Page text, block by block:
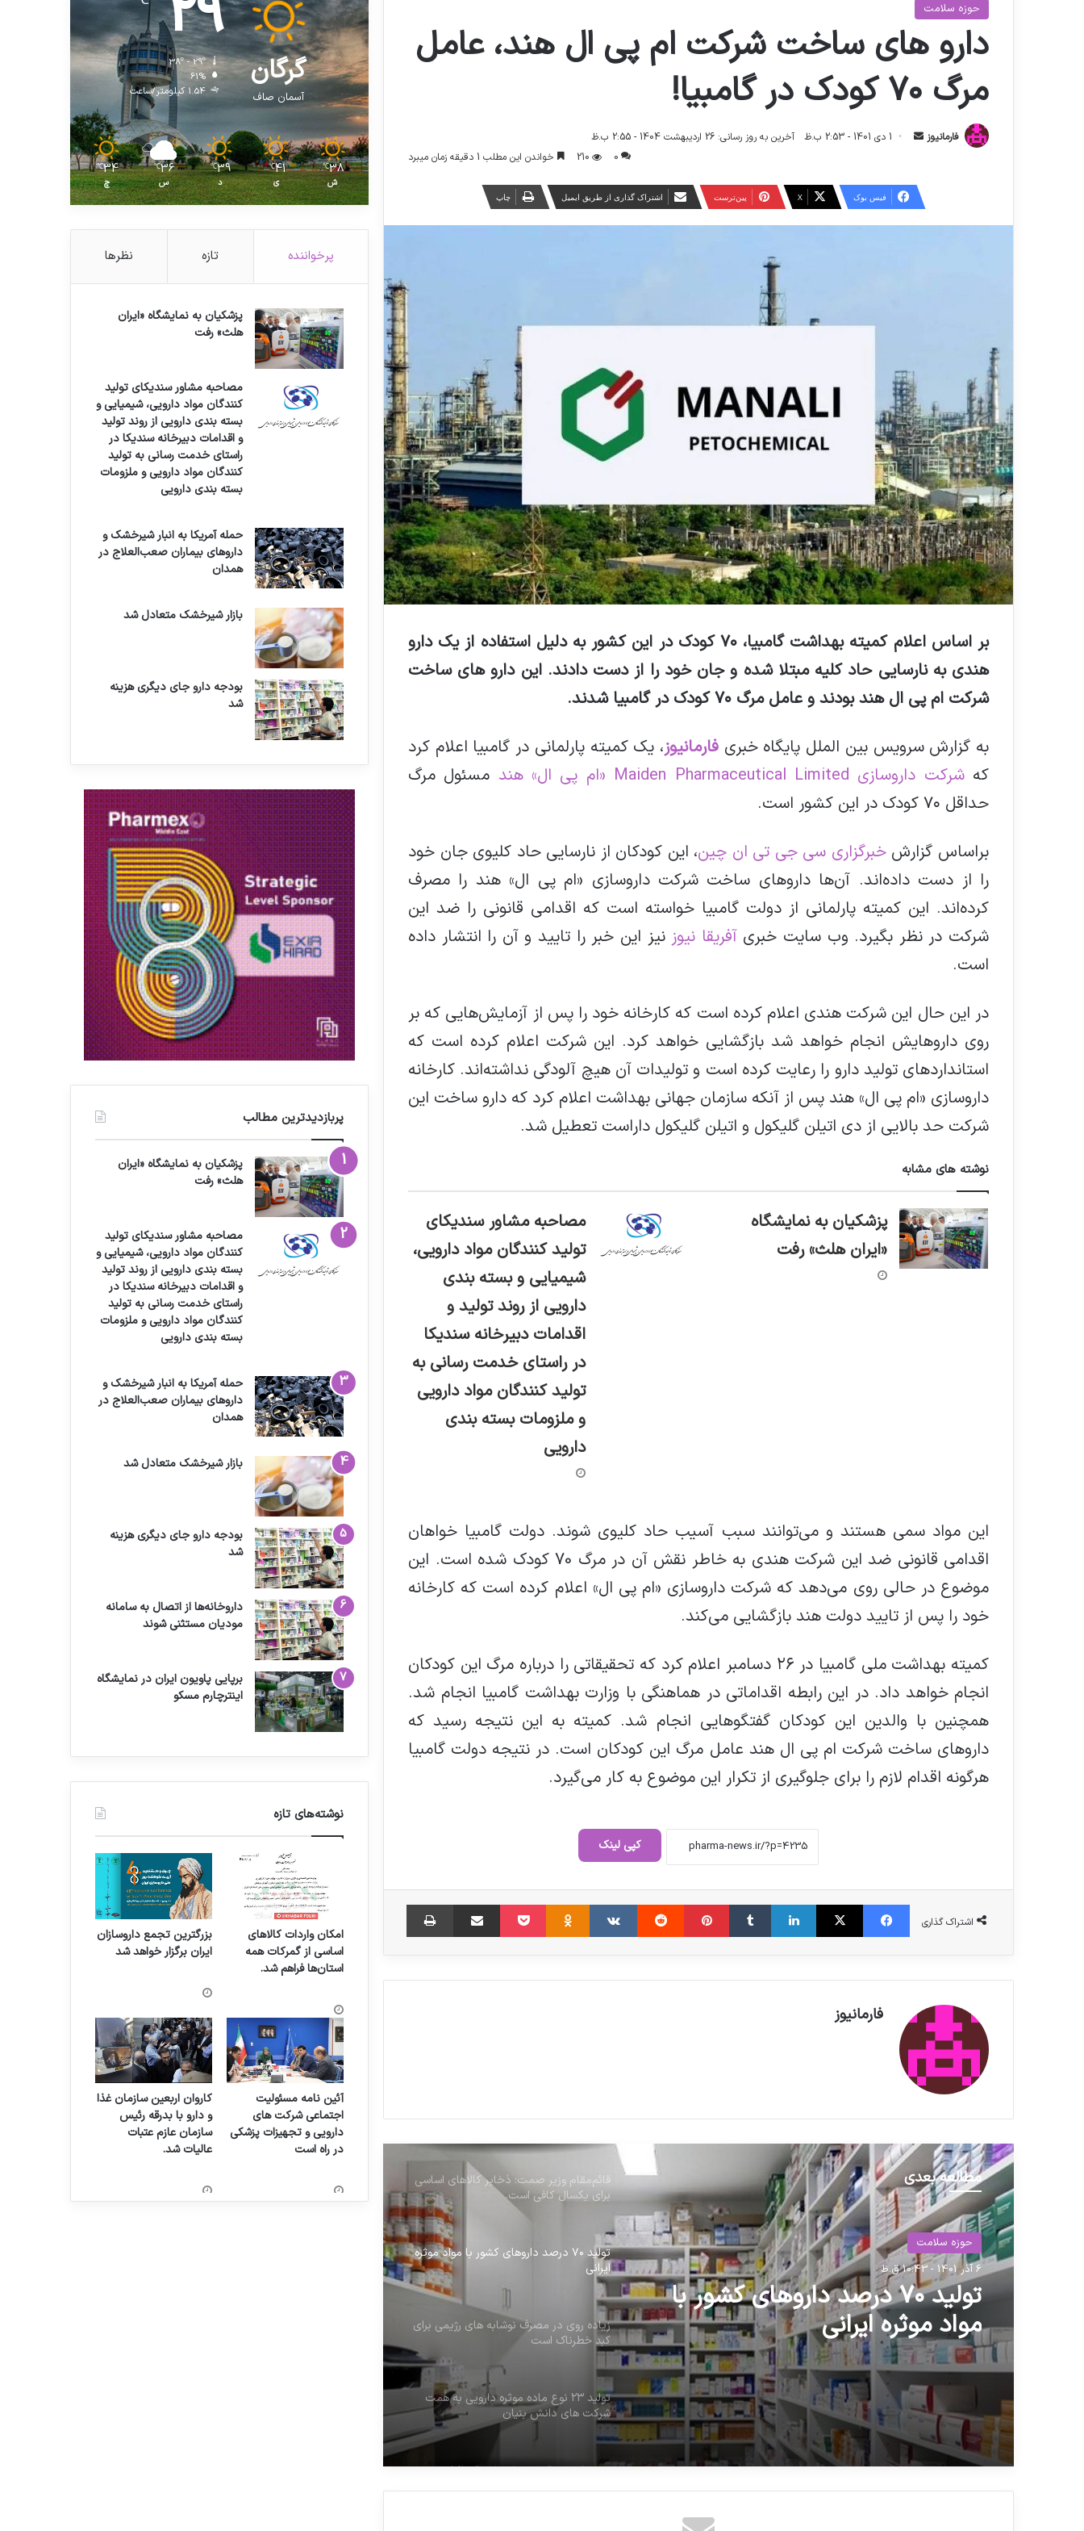
حوزه سلامت
دارو های ساخت شرکت ام پی ال هند، عامل
مرگ ۷۰ کودک در گامبیا!
فارمانیوز 1 دی 1401 - 2:53 ب.ظ
آخرین به روز رسانی: 26 اردیبهشت 1404 - 2:55 ب.ظ
0
210 خواندن این مطلب 1 دقیقه زمان میبرد
فیس بوک X ‫پین‌ترست اشتراک گذاری از طریق ایمیل چاپ
بر اساس اعلام کمیته بهداشت گامبیا، ۷۰ کودک در این کشور به دلیل استفاده از یک دارو
هندی به نارسایی حاد کلیه مبتلا شده و جان خود را از دست دادند. این دارو های ساخت
شرکت ام پی ال هند بودند و عامل مرگ ۷۰ کودک در گامبیا شدند
.
به گزارش سرویس بین الملل پایگاه خبری فارمانیوز، یک کمیته پارلمانی در گامبیا اعلام کرد
کهشرکت داروسازی Maiden Pharmaceutical Limited «ام پی ال» هند
مسئول مرگ
حداقل ۷۰ کودک در این کشور است.
براساس گزارشخبرگزاری سی جی تی ان چین، این کودکان از نارسایی حاد کلیوی جان خود
را از دست داده‌اند. آن‌ها دارو‌های ساخت شرکت داروسازی «ام پی ال» هند را مصرف
کرده‌اند. این کمیته پارلمانی از دولت گامبیا خواسته است که اقدامی قانونی را ضد این
شرکت در نظر بگیرد. وب سایت خبریآفریقا نیوز نیز این خبر را تایید و آن را انتشار داده
است.
در این حال این شرکت هندی اعلام کرده است که کارخانه خود را پس از آزمایش‌هایی که بر
روی داروهایش انجام خواهد شد بازگشایی خواهد کرد. این شرکت اعلام کرده است که
استاندارد‌های تولید دارو را رعایت کرده است و تولیدات آن هیچ آلودگی نداشته‌اند. کارخانه
داروسازی «ام پی ال» هند پس از آنکه سازمان جهانی بهداشت اعلام کرد که دارو ساخت این
شرکت حد بالایی از دی اتیلن گلیکول و اتیلن گلیکول داراست تعطیل شد.
نوشته های مشابه
پزشکیان به نمایشگاه
«ایران هلث» رفت
مصاحبه مشاور سندیکای
تولید کنندگان مواد دارویی،
شیمیایی و بسته بندی
دارویی از روند تولید و
اقدامات دبیرخانه سندیکا
در راستای خدمت رسانی به
تولید کنندگان مواد دارویی
و ملزومات بسته بندی
دارویی
این مواد سمی هستند و می‌توانند سبب آسیب حاد کلیوی شوند. دولت گامبیا خواهان
اقدامی قانونی ضد این شرکت هندی به خاطر نقش آن در مرگ 70 کودک شده است. این
موضوع در حالی روی می‌دهد که شرکت داروسازی «ام پی ال» اعلام کرده است که کارخانه
خود را پس از تایید دولت هند بازگشایی می‌کند.
کمیته بهداشت ملی گامبیا در ۲۶ دسامبر اعلام کرد که تحقیقاتی را درباره مرگ این کودکان
انجام خواهد داد. در این رابطه اقداماتی در هماهنگی با وزارت بهداشت گامبیا انجام شد.
همچنین با والدین این کودکان گفتگو‌هایی انجام شد. کمیته به این نتیجه رسید که
دارو‌های ساخت شرکت ام پی ال هند عامل مرگ این کودکان است. در نتیجه دولت گامبیا
هرگونه اقدام لازم را برای جلوگیری از تکرار این موضوع به کار می‌گیرد.
کپی لینک
اشتراک گذاری
فیس بوک X لینکدین ‫تامبلر ‫پین‌ترست ‫رددیت ‫VKontakte
‫Odnoklassniki پاکت اشتراک گذاری از طریق ایمیل
فارمانیوز
مطالعه بعدی
حوزه سلامت
6 آذر 1401 - 10:43 ق.ظ
تولید ۷۰ درصد داروهای کشور با
مواد موثره ایرانی
ایرانی
زیاده روی در مصرف نوشابه های رژیمی برای
کبد خطرناک است
شرکت های دانش بنیان
جهانی
قائم‌مقام وزیر صمت: ذخایر کالاهای اساسی
برای یکسال کافی است.
تولید ۷۰ درصد داروهای کشور با مواد موثره
ایرانی
زیاده روی در مصرف نوشابه های رژیمی برای
کبد خطرناک است
تولید ۲۳ نوع ماده موثره دارویی به همت
شرکت های دانش بنیان
مردم از پس قیمت دارو‌هایی که افزایش
گرگان
آسمان صاف
38º - 29º
61%
1.54 کیلومتر/ساعت
38
℃
ش
41
℃
ی
39
℃
د
36
℃
س
34
℃
چ
پرخواننده تازه نظرها
پزشکیان به نمایشگاه «ایران
هلث» رفت
مصاحبه مشاور سندیکای تولید
کنندگان مواد دارویی، شیمیایی و
بسته بندی دارویی از روند تولید
و اقدامات دبیرخانه سندیکا در
راستای خدمت رسانی به تولید
کنندگان مواد دارویی و ملزومات
بسته بندی دارویی
حمله آمریکا به انبار شیرخشک و
داروهای بیماران صعب‌العلاج در
همدان
بازار شیرخشک متعادل شد
بودجه دارو جای دیگری هزینه
شد
پربازدیدترین مطالب
پزشکیان به نمایشگاه «ایران
هلث» رفت
مصاحبه مشاور سندیکای تولید
کنندگان مواد دارویی، شیمیایی و
بسته بندی دارویی از روند تولید
و اقدامات دبیرخانه سندیکا در
راستای خدمت رسانی به تولید
کنندگان مواد دارویی و ملزومات
بسته بندی دارویی
حمله آمریکا به انبار شیرخشک و
داروهای بیماران صعب‌العلاج در
همدان
بازار شیرخشک متعادل شد
بودجه دارو جای دیگری هزینه
شد
داروخانه‌ها از اتصال به سامانه
مودیان مستثنی شوند
برپایی پاویون ایران در نمایشگاه
اینترچارم مسکو
نوشته‌های تازه
امکان واردات کالاهای
اساسی از گمرکات همه
استان‌ها فراهم شد.
بزرگترین تجمع داروسازان
ایران برگزار خواهد شد
آئین نامه مسئولیت
اجتماعی شرکت های
دارویی و تجهیزات پزشکی
در راه است
کاروان اربعین سازمان غذا
و دارو با بدرقه رئیس
سازمان عازم عتبات
عالیات شد.